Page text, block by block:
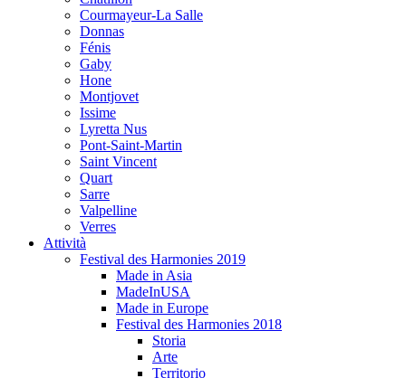
Courmayeur-La Salle
Donnas
Fénis
Gaby
Hone
Montjovet
Issime
Lyretta Nus
Pont-Saint-Martin
Saint Vincent
Quart
Sarre
Valpelline
Verres
Attività
Festival des Harmonies 2019
Made in Asia
MadeInUSA
Made in Europe
Festival des Harmonies 2018
Storia
Arte
Territorio